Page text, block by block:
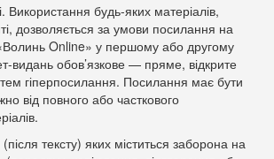
Використання будь-яких матеріалів,
дозволяється за умови посилання на
Online» у першому або другому
видань обов’язкове — пряме, відкрите
гіперпосилання. Посилання має бути
від повного або часткового
тексту) яких міститься заборона на